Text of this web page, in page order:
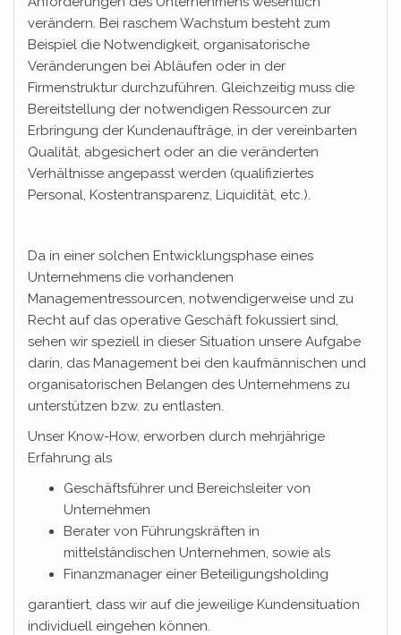
verändern. Bei raschem Wachstum besteht zum
Beispiel die Notwendigkeit, organisatorische
Veränderungen bei Abläufen oder in der
Firmenstruktur durchzuführen. Gleichzeitig muss die
Bereitstellung der notwendigen Ressourcen zur
Erbringung der Kundenaufträge, in der vereinbarten
Qualität, abgesichert oder an die veränderten
Verhältnisse angepasst werden (qualifiziertes
Personal, Kostentransparenz, Liquidität, etc.).
Da in einer solchen Entwicklungsphase eines
Unternehmens die vorhandenen
Managementressourcen, notwendigerweise und zu
Recht auf das operative Geschäft fokussiert sind,
sehen wir speziell in dieser Situation unsere Aufgabe
darin, das Management bei den kaufmännischen und
organisatorischen Belangen des Unternehmens zu
unterstützen bzw. zu entlasten.
Unser Know-How, erworben durch mehrjährige
Erfahrung als
Geschäftsführer und Bereichsleiter von
Unternehmen
Berater von Führungskräften in
mittelständischen Unternehmen, sowie als
Finanzmanager einer Beteiligungsholding
garantiert, dass wir auf die jeweilige Kundensituation
individuell eingehen können.